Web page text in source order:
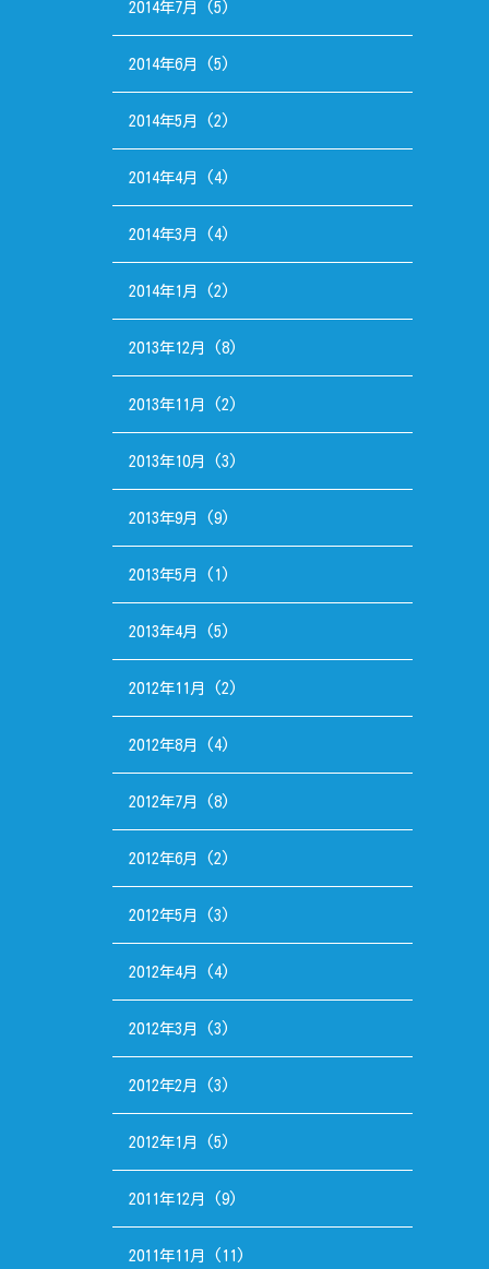
2014年7月 (5)
2014年6月 (5)
2014年5月 (2)
2014年4月 (4)
2014年3月 (4)
2014年1月 (2)
2013年12月 (8)
2013年11月 (2)
2013年10月 (3)
2013年9月 (9)
2013年5月 (1)
2013年4月 (5)
2012年11月 (2)
2012年8月 (4)
2012年7月 (8)
2012年6月 (2)
2012年5月 (3)
2012年4月 (4)
2012年3月 (3)
2012年2月 (3)
2012年1月 (5)
2011年12月 (9)
2011年11月 (11)